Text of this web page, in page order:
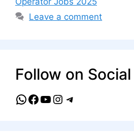
Leave a comment
Follow on
WhatsApp
Facebook
YouTube
Instagram
Telegram